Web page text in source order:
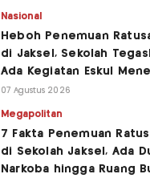
Nasional
Heboh Penemuan
di Jaksel, Sekolah
Ada Kegiatan Eskul
07 Agustus 2026
Megapolitan
7 Fakta Penemuan
di Sekolah Jaksel, Ada
Narkoba hingga Ruang